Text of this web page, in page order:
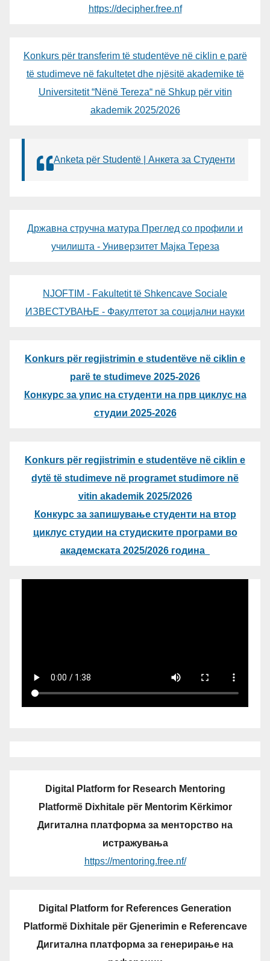
https://decipher.free.nf
Konkurs për transferim të studentëve në ciklin e parë
të studimeve në fakultetet dhe njësitë akademike të
Universitetit “Nënë Tereza“ në Shkup për vitin
akademik 2025/2026
Anketa për Studentë | Анкета за Студенти
Државна стручна матура Преглед со профили и
училишта - Универзитет Мајка Тереза
NJOFTIM - Fakultetit të Shkencave Sociale
ИЗВЕСТУВАЊЕ - Факултетот за социјални науки
Konkurs për regjistrimin e studentëve në ciklin e
parë te studimeve 2025-2026
Конкурс за упис на студенти на прв циклус на
студии 2025-2026
Konkurs për regjistrimin e studentëve në ciklin e
dytë të studimeve në programet studimore në
vitin akademik 2025/2026
Конкурс за запишување студенти на втор
циклус студии на студиските програми во
академската 2025/2026 година
Digital Platform for Research Mentoring
Platformë Dixhitale për Mentorim Kërkimor
Дигитална платформа за менторство на
истражувања
https://mentoring.free.nf/
Digital Platform for References Generation
Platformë Dixhitale për Gjenerimin e Referencave
Дигитална платформа за генерирање на